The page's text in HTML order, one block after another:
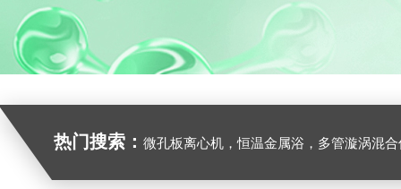
热门搜索： 微孔板离心机，恒温金属浴，多管漩涡混合仪，梅毒旋转仪,红外线灭菌器，微孔板恒温振荡器，恒温混匀仪，水平摇床，牛奶抗生素恒